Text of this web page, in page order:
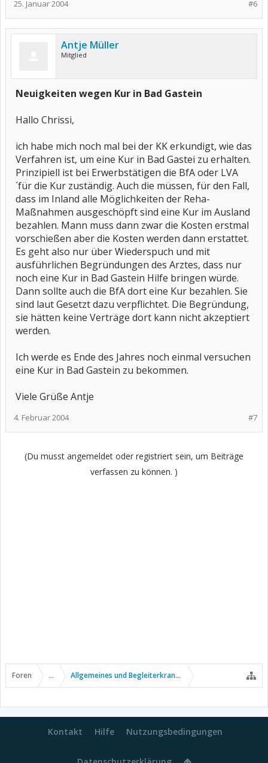
#6
25. Januar 2004
Antje Müller
Mitglied
Neuigkeiten wegen Kur in Bad Gastein
Hallo Chrissi,
ich habe mich noch mal bei der KK erkundigt, wie das
Verfahren ist, um eine Kur in Bad Gastei zu erhalten.
Prinzipiell ist bei Erwerbstätigen die BfA oder LVA
´für die Kur zuständig. Auch die müssen, für den Fall,
dass im Inland alle Möglichkeiten der Reha-
Maßnahmen ausgeschöpft sind eine Kur im Ausland
bezahlen. Mann muss dann zwar die Kosten erstmal
vorschießen aber die Kosten werden dann erstattet.
Es geht also nur über Wiederspuch und mit
ausführlichen Begründungen des Arztes, dass nur
noch eine Kur in Bad Gastein Hilfe bringen würde.
Dann sollte auch die BfA dort eine Kur bezahlen. Sie
sind laut Gesetzt dazu verpflichtet. Die Begründung,
sie hätten keine Verträge dort kann nicht akzeptiert
werden.
Ich werde es Ende des Jahres noch einmal versuchen
eine Kur in Bad Gastein zu bekommen.
Viele Grüße Antje
#7
4. Februar 2004
(Du musst angemeldet oder registriert sein, um Beiträge
verfassen zu können. )
Foren ... Allgemeines und Begleiterkrankungen
Kontakt Hilfe Nutzungsbedingungen